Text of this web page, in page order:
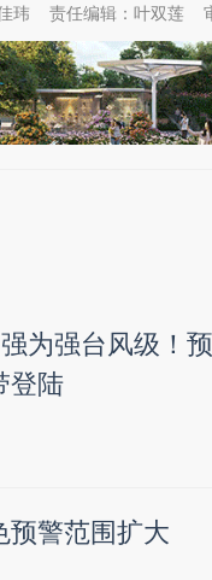
责任编辑：叶双莲
玮
强为强台风级！
登陆
预警范围扩大